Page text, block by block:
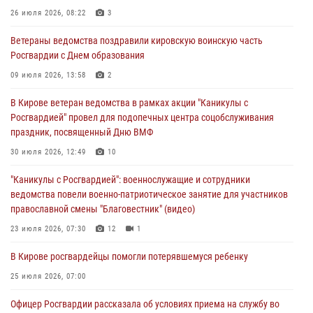
хулиганстве
06 августа 2026, 07:00
почетные знаки и грамоты росгвардейцам (видео)
05 августа 2026, 11:00
В Кирове росгвардейцы задержали подозреваемую в сбыте
04 августа 2026, 09:30
26 июля 2026, 08:22 3
Ветераны ведомства поздравили кировскую воинскую часть
Росгвардии с Днем образования
09 июля 2026, 13:58 2
В Кирове ветеран ведомства в рамках акции "Каникулы с
Росгвардией" провел для подопечных центра соцобслуживания
праздник, посвященный Дню ВМФ
30 июля 2026, 12:49 10
"Каникулы с Росгвардией": военнослужащие и сотрудники
ведомства повели военно-патриотическое занятие для участников
православной смены "Благовестник" (видео)
23 июля 2026, 07:30 12 1
В Кирове росгвардейцы помогли потерявшемуся ребенку
25 июля 2026, 07:00
Офицер Росгвардии рассказала об условиях приема на службу во